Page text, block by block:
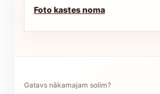
Foto kastes noma
Gatavs nākamajam solim?